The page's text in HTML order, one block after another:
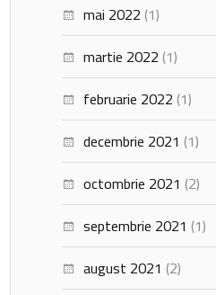
mai 2022 (1)
martie 2022 (1)
februarie 2022 (1)
decembrie 2021 (1)
octombrie 2021 (2)
septembrie 2021 (1)
august 2021 (2)